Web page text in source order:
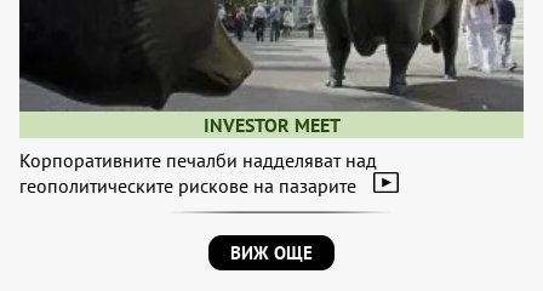
INVESTOR MEET
Корпоративните печалби надделяват над
геополитическите рискове на пазарите
ВИЖ ОЩЕ